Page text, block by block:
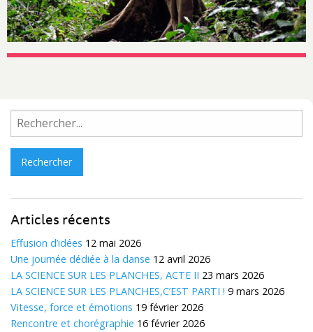
Rechercher :
Articles récents
Effusion d’idées 12 mai 2026
Une journée dédiée à la danse 12 avril 2026
LA SCIENCE SUR LES PLANCHES, ACTE II 23 mars 2026
LA SCIENCE SUR LES PLANCHES,C’EST PARTI ! 9 mars 2026
Vitesse, force et émotions 19 février 2026
Rencontre et chorégraphie 16 février 2026